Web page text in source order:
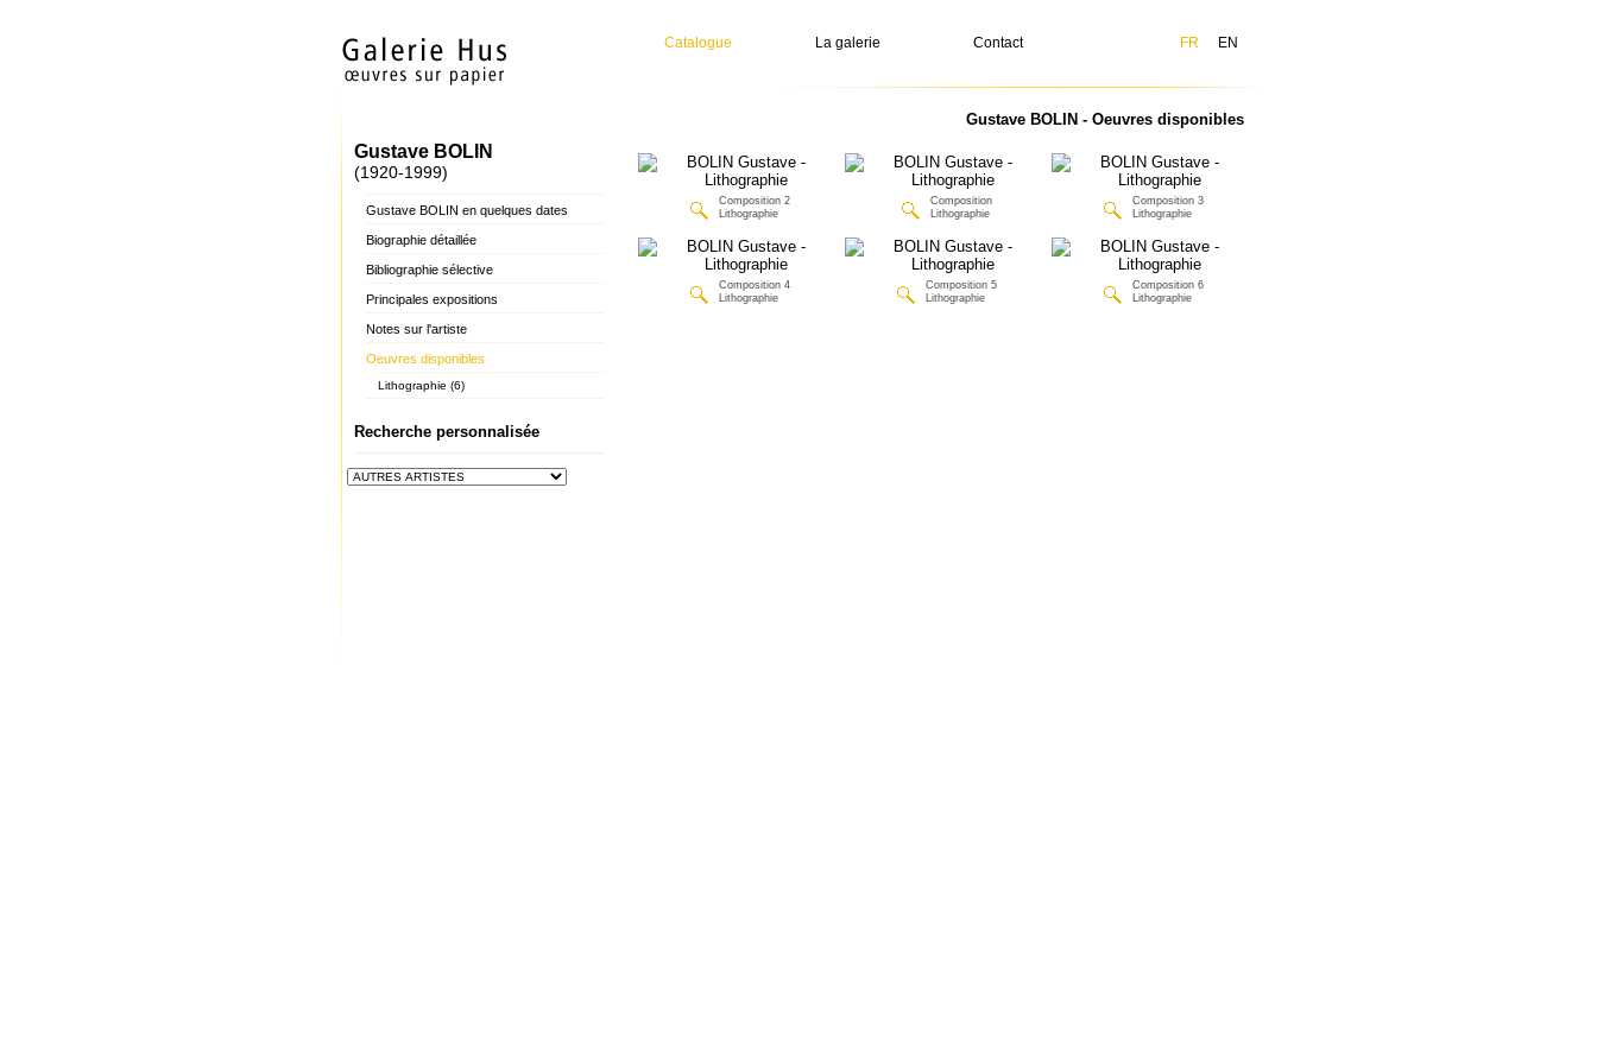
Catalogue La galerie Contact FR EN
Gustave BOLIN
(1920-1999)
Gustave BOLIN en quelques dates
Biographie détaillée
Bibliographie sélective
Principales expositions
Notes sur l'artiste
Oeuvres disponibles
Lithographie (6)
Recherche personnalisée
Gustave BOLIN - Oeuvres disponibles
Composition 2
Lithographie
Composition
Lithographie
Composition 3
Lithographie
Composition 4
Lithographie
Composition 5
Lithographie
Composition 6
Lithographie